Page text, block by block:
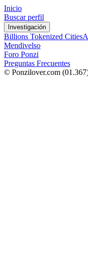
Inicio
Buscar perfil
Investigación
Billions Tokenized Cities
Mendivelso
Foro Ponzi
Preguntas Frecuentes
© Ponzilover.com